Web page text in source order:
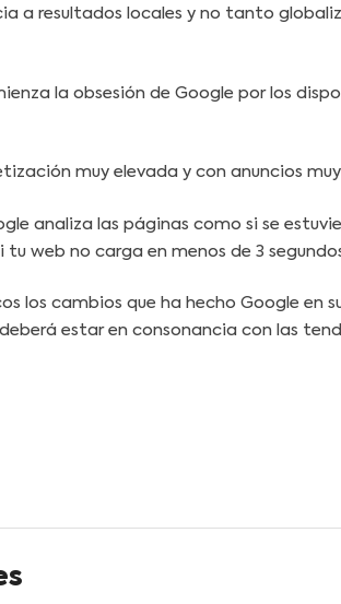
a resultados locales y no tanto
la obsesión de Google por los
muy elevada y con anuncios
analiza las páginas como si se
web no carga en menos de 3
los cambios que ha hecho Google en
estar en consonancia con las